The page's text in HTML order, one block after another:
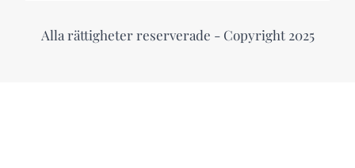
Alla rättigheter reserverade - Copyright 2025